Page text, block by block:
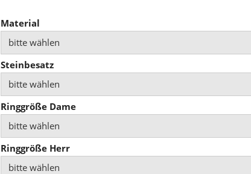
Material
bitte wählen
Steinbesatz
bitte wählen
Ringgröße Dame
bitte wählen
Ringgröße Herr
bitte wählen